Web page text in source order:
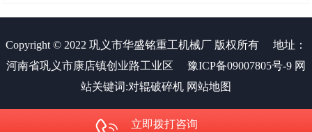
Copyright © 2022 巩义市华盛铭重工机械厂 版权所有
地址：
河南省巩义市康店镇创业路工业区
豫ICP备09007805号-9 网
站关键词:对辊破碎机 网站地图
立即拨打咨询